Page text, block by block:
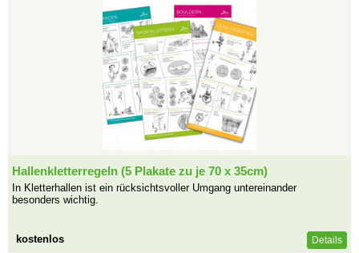
Hallenkletterregeln (5 Plakate zu je 70 x 35cm)
In Kletterhallen ist ein rücksichtsvoller Umgang untereinander
besonders wichtig.
kostenlos Details